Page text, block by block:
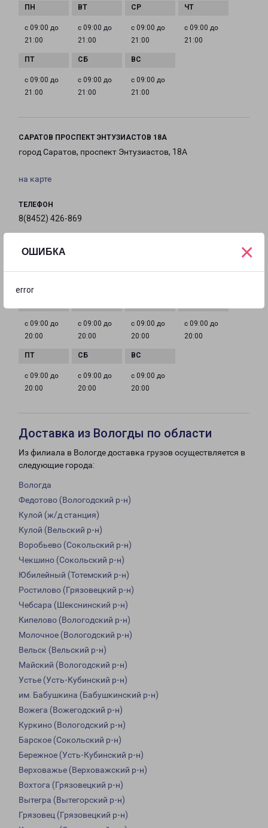
ОШИБКА
error
×
с 09:00 до
21:00
с 09:00 до
21:00
с 09:00 до
21:00
с 09:00 до
21:00
с 09:00 до
21:00
с 09:00 до
21:00
с 09:00 до
21:00
САРАТОВ ПРОСПЕКТ ЭНТУЗИАСТОВ 18А
город Саратов, проспект Энтузиастов, 18А
на карте
ТЕЛЕФОН
8(8452) 426-869
saratov@pecom.ru
с 09:00 до
20:00
с 09:00 до
20:00
с 09:00 до
20:00
с 09:00 до
20:00
с 09:00 до
20:00
с 09:00 до
20:00
с 09:00 до
20:00
Доставка из Вологды по области
Из филиала в Вологде доставка грузов осуществляется в
следующие города:
Вологда
Федотово (Вологодский р-н)
Кулой (ж/д станция)
Кулой (Вельский р-н)
Воробьево (Сокольский р-н)
Чекшино (Сокольский р-н)
Юбилейный (Тотемский р-н)
Ростилово (Грязовецкий р-н)
Чебсара (Шекснинский р-н)
Кипелово (Вологодский р-н)
Молочное (Вологодский р-н)
Вельск (Вельский р-н)
Майский (Вологодский р-н)
Устье (Усть-Кубинский р-н)
им. Бабушкина (Бабушкинский р-н)
Вожега (Вожегодский р-н)
Куркино (Вологодский р-н)
Барское (Сокольский р-н)
Бережное (Усть-Кубинский р-н)
Верховажье (Верховажский р-н)
Вохтога (Грязовецкий р-н)
Вытегра (Вытегорский р-н)
Грязовец (Грязовецкий р-н)